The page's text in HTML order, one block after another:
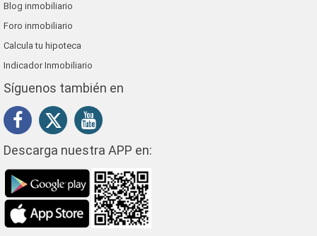
Blog inmobiliario
Foro inmobiliario
Calcula tu hipoteca
Indicador Inmobiliario
Síguenos también en
Descarga nuestra APP en: